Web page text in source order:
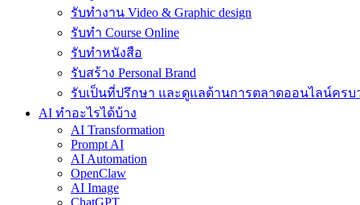
รับทำงาน Video & Graphic design
รับทำ Course Online
รับทำหนังสือ
รับสร้าง Personal Brand
รับเป็นที่ปรึกษา และดูแลด้านการตลาดออนไลน์ครบ
AI ทำอะไรได้บ้าง
AI Transformation
Prompt AI
AI Automation
OpenClaw
AI Image
ChatGPT